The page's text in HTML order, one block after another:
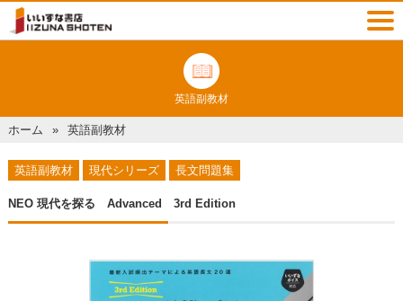
英語副教材
ホーム 英語副教材
英語副教材 現代シリーズ 長文問題集
NEO 現代を探る Advanced 3rd Edition